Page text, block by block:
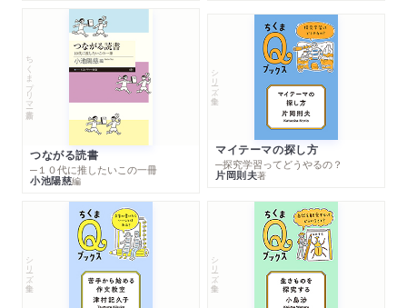
ちくまプリマー新書
つながる読書
─１０代に推したいこの一冊
小池陽慈編
シリーズ・全集
マイテーマの探し方
─探究学習ってどうやるの？
片岡則夫著
シリーズ・全集 シリーズ・全集